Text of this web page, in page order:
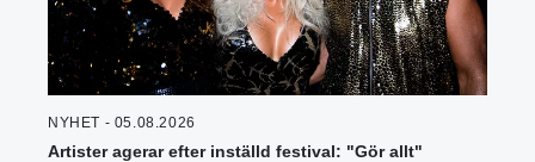
NYHET - 05.08.2026
Artister agerar efter inställd festival: "Gör allt"